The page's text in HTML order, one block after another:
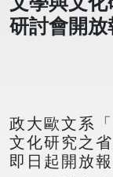
研討會開放
政大歐文系
文化研究之
即日起開放